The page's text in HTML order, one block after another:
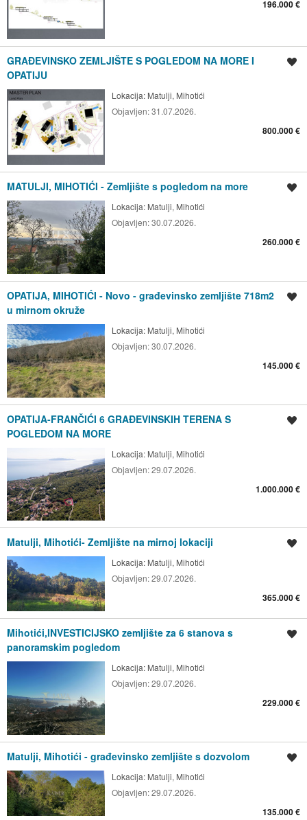
196.000 €
GRAĐEVINSKO ZEMLJIŠTE S POGLEDOM NA MORE I
OPATIJU
Lokacija: Matulji, Mihotići
Objavljen:31.07.2026.
800.000 €
MATULJI, MIHOTIĆI - Zemljište s pogledom na more
Lokacija: Matulji, Mihotići
Objavljen:30.07.2026.
260.000 €
OPATIJA, MIHOTIĆI - Novo - građevinsko zemljište 718m2
u mirnom okruže
Lokacija: Matulji, Mihotići
Objavljen:30.07.2026.
145.000 €
OPATIJA-FRANČIĆI 6 GRAĐEVINSKIH TERENA S
POGLEDOM NA MORE
Lokacija: Matulji, Mihotići
Objavljen:29.07.2026.
1.000.000 €
Matulji, Mihotići- Zemljište na mirnoj lokaciji
Lokacija: Matulji, Mihotići
Objavljen:29.07.2026.
365.000 €
Mihotići,INVESTICIJSKO zemljište za 6 stanova s
panoramskim pogledom
Lokacija: Matulji, Mihotići
Objavljen:29.07.2026.
229.000 €
Matulji, Mihotići - građevinsko zemljište s dozvolom
Lokacija: Matulji, Mihotići
Objavljen:29.07.2026.
135.000 €